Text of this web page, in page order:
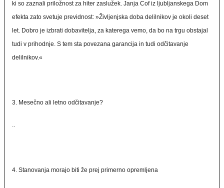
ki so zaznali priložnost za hiter zaslužek. Janja Cof iz ljubljanskega Dom
efekta zato svetuje previdnost: »Življenjska doba delilnikov je okoli deset
let. Dobro je izbrati dobavitelja, za katerega vemo, da bo na trgu obstajal
tudi v prihodnje. S tem sta povezana garancija in tudi odčitavanje
delilnikov.«
3. Mesečno ali letno odčitavanje?
..
4. Stanovanja morajo biti že prej primerno opremljena